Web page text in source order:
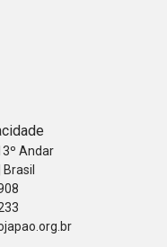
Andar
Brasil